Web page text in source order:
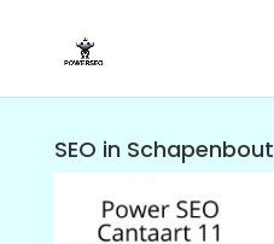
SEO in Schapenbout